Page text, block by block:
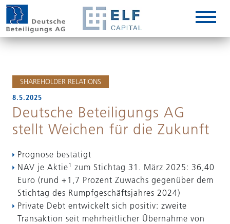
SHAREHOLDER RELATIONS
8.5.2025
Deutsche Beteiligungs AG
stellt Weichen für die Zukunft
Prognose bestätigt
NAV je Aktie1 zum Stichtag 31. März 2025: 36,40
Euro (rund +1,7 Prozent Zuwachs gegenüber dem
Stichtag des Rumpfgeschäftsjahres 2024)
Private Debt entwickelt sich positiv: zweite
Transaktion seit mehrheitlicher Übernahme von